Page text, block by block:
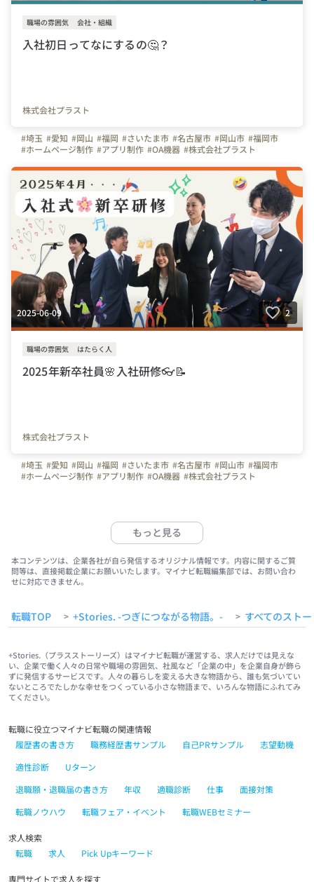
職場の雰囲気 会社・組織
入社初日ってなにするの🤔？
株式会社プラスト
#埼玉 #愛知 #岡山 #福岡 #さいたま市 #名古屋市 #岡山市 #福岡市
#ホームページ制作 #アプリ制作 #OA機器 #株式会社プラスト
#研修レポート #入社初日 #オンボーディング #1日の流れ
2025-06-09 2
職場の雰囲気 はたらく人
2025年新卒社員🌸入社研修👓📝
株式会社プラスト
#埼玉 #愛知 #岡山 #福岡 #さいたま市 #名古屋市 #岡山市 #福岡市
#ホームページ制作 #アプリ制作 #OA機器 #株式会社プラスト
もっと見る
本コンテンツは、企業各社が自ら発信するオリジナル情報です。内容に関するご質
問等は、直接掲載企業にお願いいたします。マイナビ転職編集部では、お問い合わ
せに対応できません。
転職TOP > +Stories. -つぎにつながる物語。- > すべてのスト
+Stories.（プラスストーリーズ）はマイナビ転職が運営する、求人だけでは見えな
い、企業で働く人々の日常や職場の雰囲気、社風など「企業の中」を企業自身が飾ら
ずに発信するサービスです。人々の暮らしを変える大きな物語から、誰も気づいてい
ないところでたしかな幸せをつくっている小さな物語まで、いろんな物語にふれてみ
てください。
転職に役立つマイナビ転職の関連情報
履歴書の書き方
職務経歴書サンプル 自己PRサンプル
志望動機
適性診断
Uターン
退職願・退職届の書き方
年収 適職診断 仕事
面接対策
転職ノウハウ
転職フェア・イベント 転職WEBセミナー
求人検索
転職
求人 Pick Upキーワード
専門サイトで求人を探す